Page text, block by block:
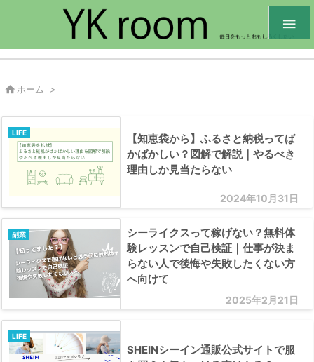

 ホーム >
2024年10月31日
LIFE
【知恵袋から】ふるさと納税ってば
かばかしい？図解で解説｜やるべき
理由しか見当たらない
2025年2月21日
副業
シーライクスって稼げない？無料体
験レッスンで自己検証｜仕事が決ま
らない人で後悔や失敗したくない方
へ向けて
LIFE
SHEINシーイン通販公式サイトで服